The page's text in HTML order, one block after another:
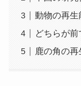
動物の再生
どちらが
鹿の角の再